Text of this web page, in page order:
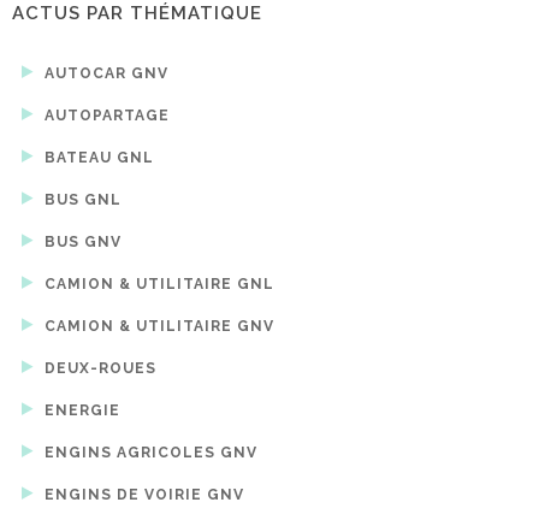
ACTUS PAR THÉMATIQUE
AUTOCAR GNV
AUTOPARTAGE
BATEAU GNL
BUS GNL
BUS GNV
CAMION & UTILITAIRE GNL
CAMION & UTILITAIRE GNV
DEUX-ROUES
ENERGIE
ENGINS AGRICOLES GNV
ENGINS DE VOIRIE GNV